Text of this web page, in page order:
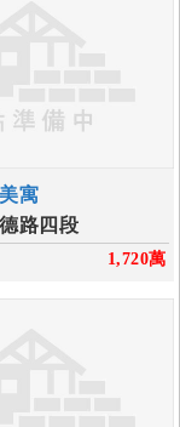
寓
路四段
1,720萬